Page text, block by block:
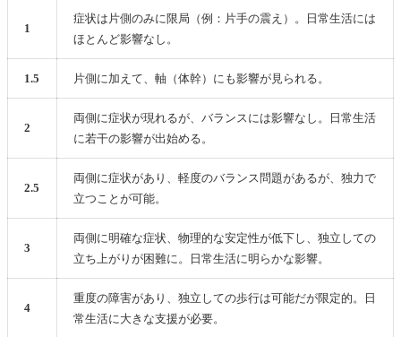
1
症状は片側のみに限局（例：片手の震え）。日常生活には
ほとんど影響なし。
1.5 片側に加えて、軸（体幹）にも影響が見られる。
2
両側に症状が現れるが、バランスには影響なし。日常生活
に若干の影響が出始める。
2.5
両側に症状があり、軽度のバランス問題があるが、独力で
立つことが可能。
3
両側に明確な症状、物理的な安定性が低下し、独立しての
立ち上がりが困難に。日常生活に明らかな影響。
4
重度の障害があり、独立しての歩行は可能だが限定的。日
常生活に大きな支援が必要。